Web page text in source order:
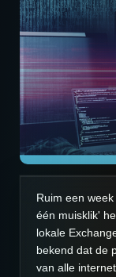
Ruim een
één muisklik'
lokale
bekend dat de
van alle